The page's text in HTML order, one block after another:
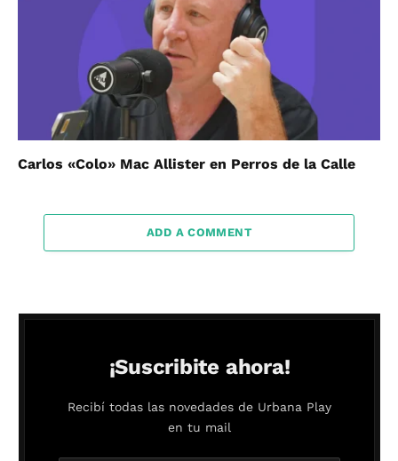
Carlos «Colo» Mac Allister en Perros de la Calle
ADD A COMMENT
¡Suscribite ahora!
Recibí todas las novedades de Urbana Play
en tu mail